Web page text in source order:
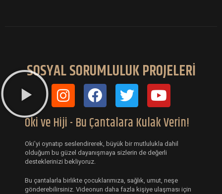
SOSYAL SORUMLULUK PROJELERİ
Oki ve Hiji - Bu Çantalara Kulak Verin!
Oki’yi oynatıp seslendirerek, büyük bir mutlulukla dahil
olduğum bu güzel dayanışmaya sizlerin de değerli
desteklerinizi bekliyoruz.
Bu çantalarla birlikte çocuklarımıza, sağlık, umut, neşe
gönderebilirsiniz. Videonun daha fazla kişiye ulaşması için